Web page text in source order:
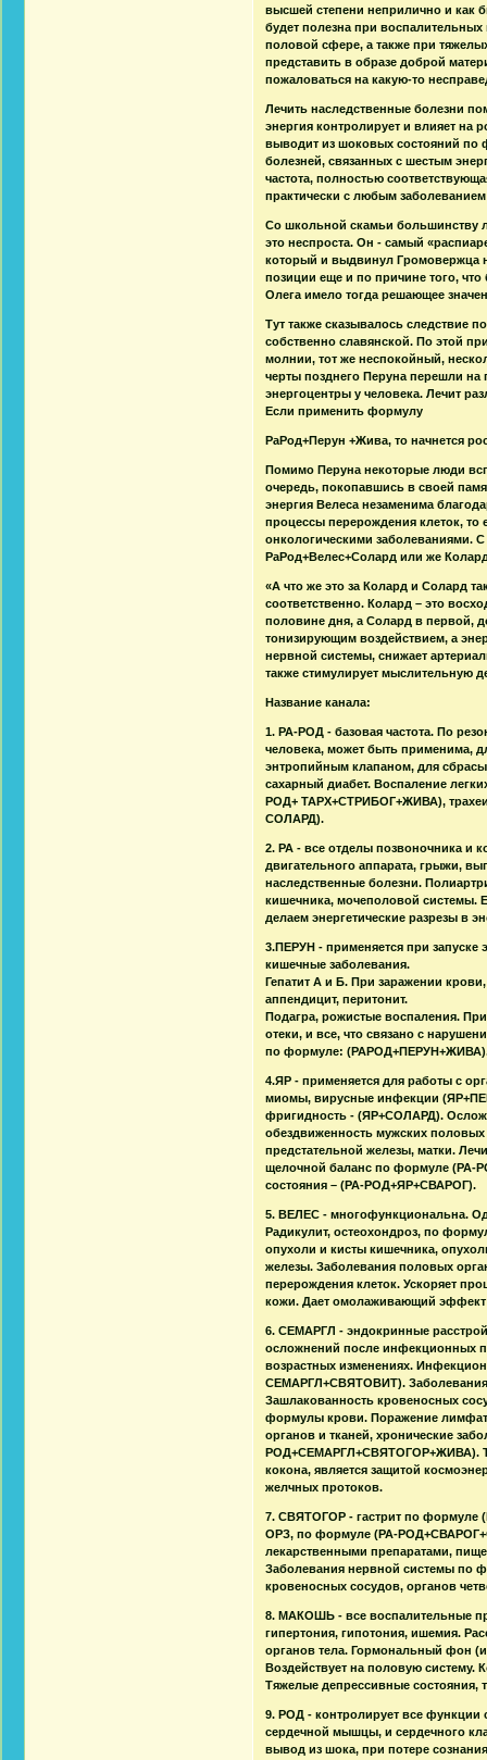
высшей степени неприлично и как
будет полезна при
половой сфере, а также при
представить в образе доброй
пожаловаться на какую-то
Лечить наследственные болезни
энергия контролирует и влияет на
выводит из шоковых состояний по
болезней, связанных с шестым
частота, полностью
практически с любым
Со школьной скамьи большинству
это неспроста. Он - самый
который и выдвинул Громовержца
позиции еще и по причине того,
Олега имело тогда решающее
Тут также сказывалось следствие
собственно славянской. По этой
молнии, тот же неспокойный,
черты позднего Перуна перешли на
энергоцентры у человека. Лечит
Если применить формулу
РаРод+Перун +Жива, то начнется
Помимо Перуна некоторые люди
очередь, покопавшись в своей
энергия Велеса незаменима
процессы перерождения клеток, то
онкологическими заболеваниями.
РаРод+Велес+Солард или же
«А что же это за Колард и Солард
соответственно. Колард – это
половине дня, а Солард в первой,
тонизирующим воздействием, а
нервной системы, снижает
также стимулирует мыслительную
Название канала:
1. РА-РОД - базовая частота. По
человека, может быть применима,
энтропийным клапаном, для
сахарный диабет. Воспаление
РОД+ ТАРХ+СТРИБОГ+ЖИВА),
СОЛАРД).
2. РА - все отделы позвоночника и
двигательного аппарата, грыжи,
наследственные болезни.
кишечника, мочеполовой системы.
делаем энергетические разрезы в
3.ПЕРУН - применяется при
кишечные заболевания.
Гепатит А и Б. При заражении
аппендицит, перитонит.
Подагра, рожистые воспаления.
отеки, и все, что связано с
по формуле:
4.ЯР - применяется для работы с
миомы, вирусные инфекции
фригидность - (ЯР+СОЛАРД).
обездвиженность мужских
предстательной железы, матки.
щелочной баланс по формуле (РА-
состояния – (РА-РОД+ЯР+СВАРОГ).
5. ВЕЛЕС - многофункциональна.
Радикулит, остеохондроз, по
опухоли и кисты кишечника,
железы. Заболевания половых
перерождения клеток. Ускоряет
кожи. Дает омолаживающий
6. СЕМАРГЛ - эндокринные
осложнений после инфекционных
возрастных изменениях.
СЕМАРГЛ+СВЯТОВИТ). Заболевания
Зашлакованность кровеносных
формулы крови. Поражение
органов и тканей, хронические
РОД+СЕМАРГЛ+СВЯТОГОР+ЖИВА).
кокона, является защитой
желчных протоков.
7. СВЯТОГОР - гастрит по формуле
ОРЗ, по формуле (РА-
лекарственными препаратами,
Заболевания нервной системы
кровеносных сосудов, органов
8. МАКОШЬ - все воспалительные
гипертония, гипотония, ишемия.
органов тела. Гормональный фон
Воздействует на половую систему.
Тяжелые депрессивные состояния,
9. РОД - контролирует все функции
сердечной мышцы, и сердечного
вывод из шока, при потере